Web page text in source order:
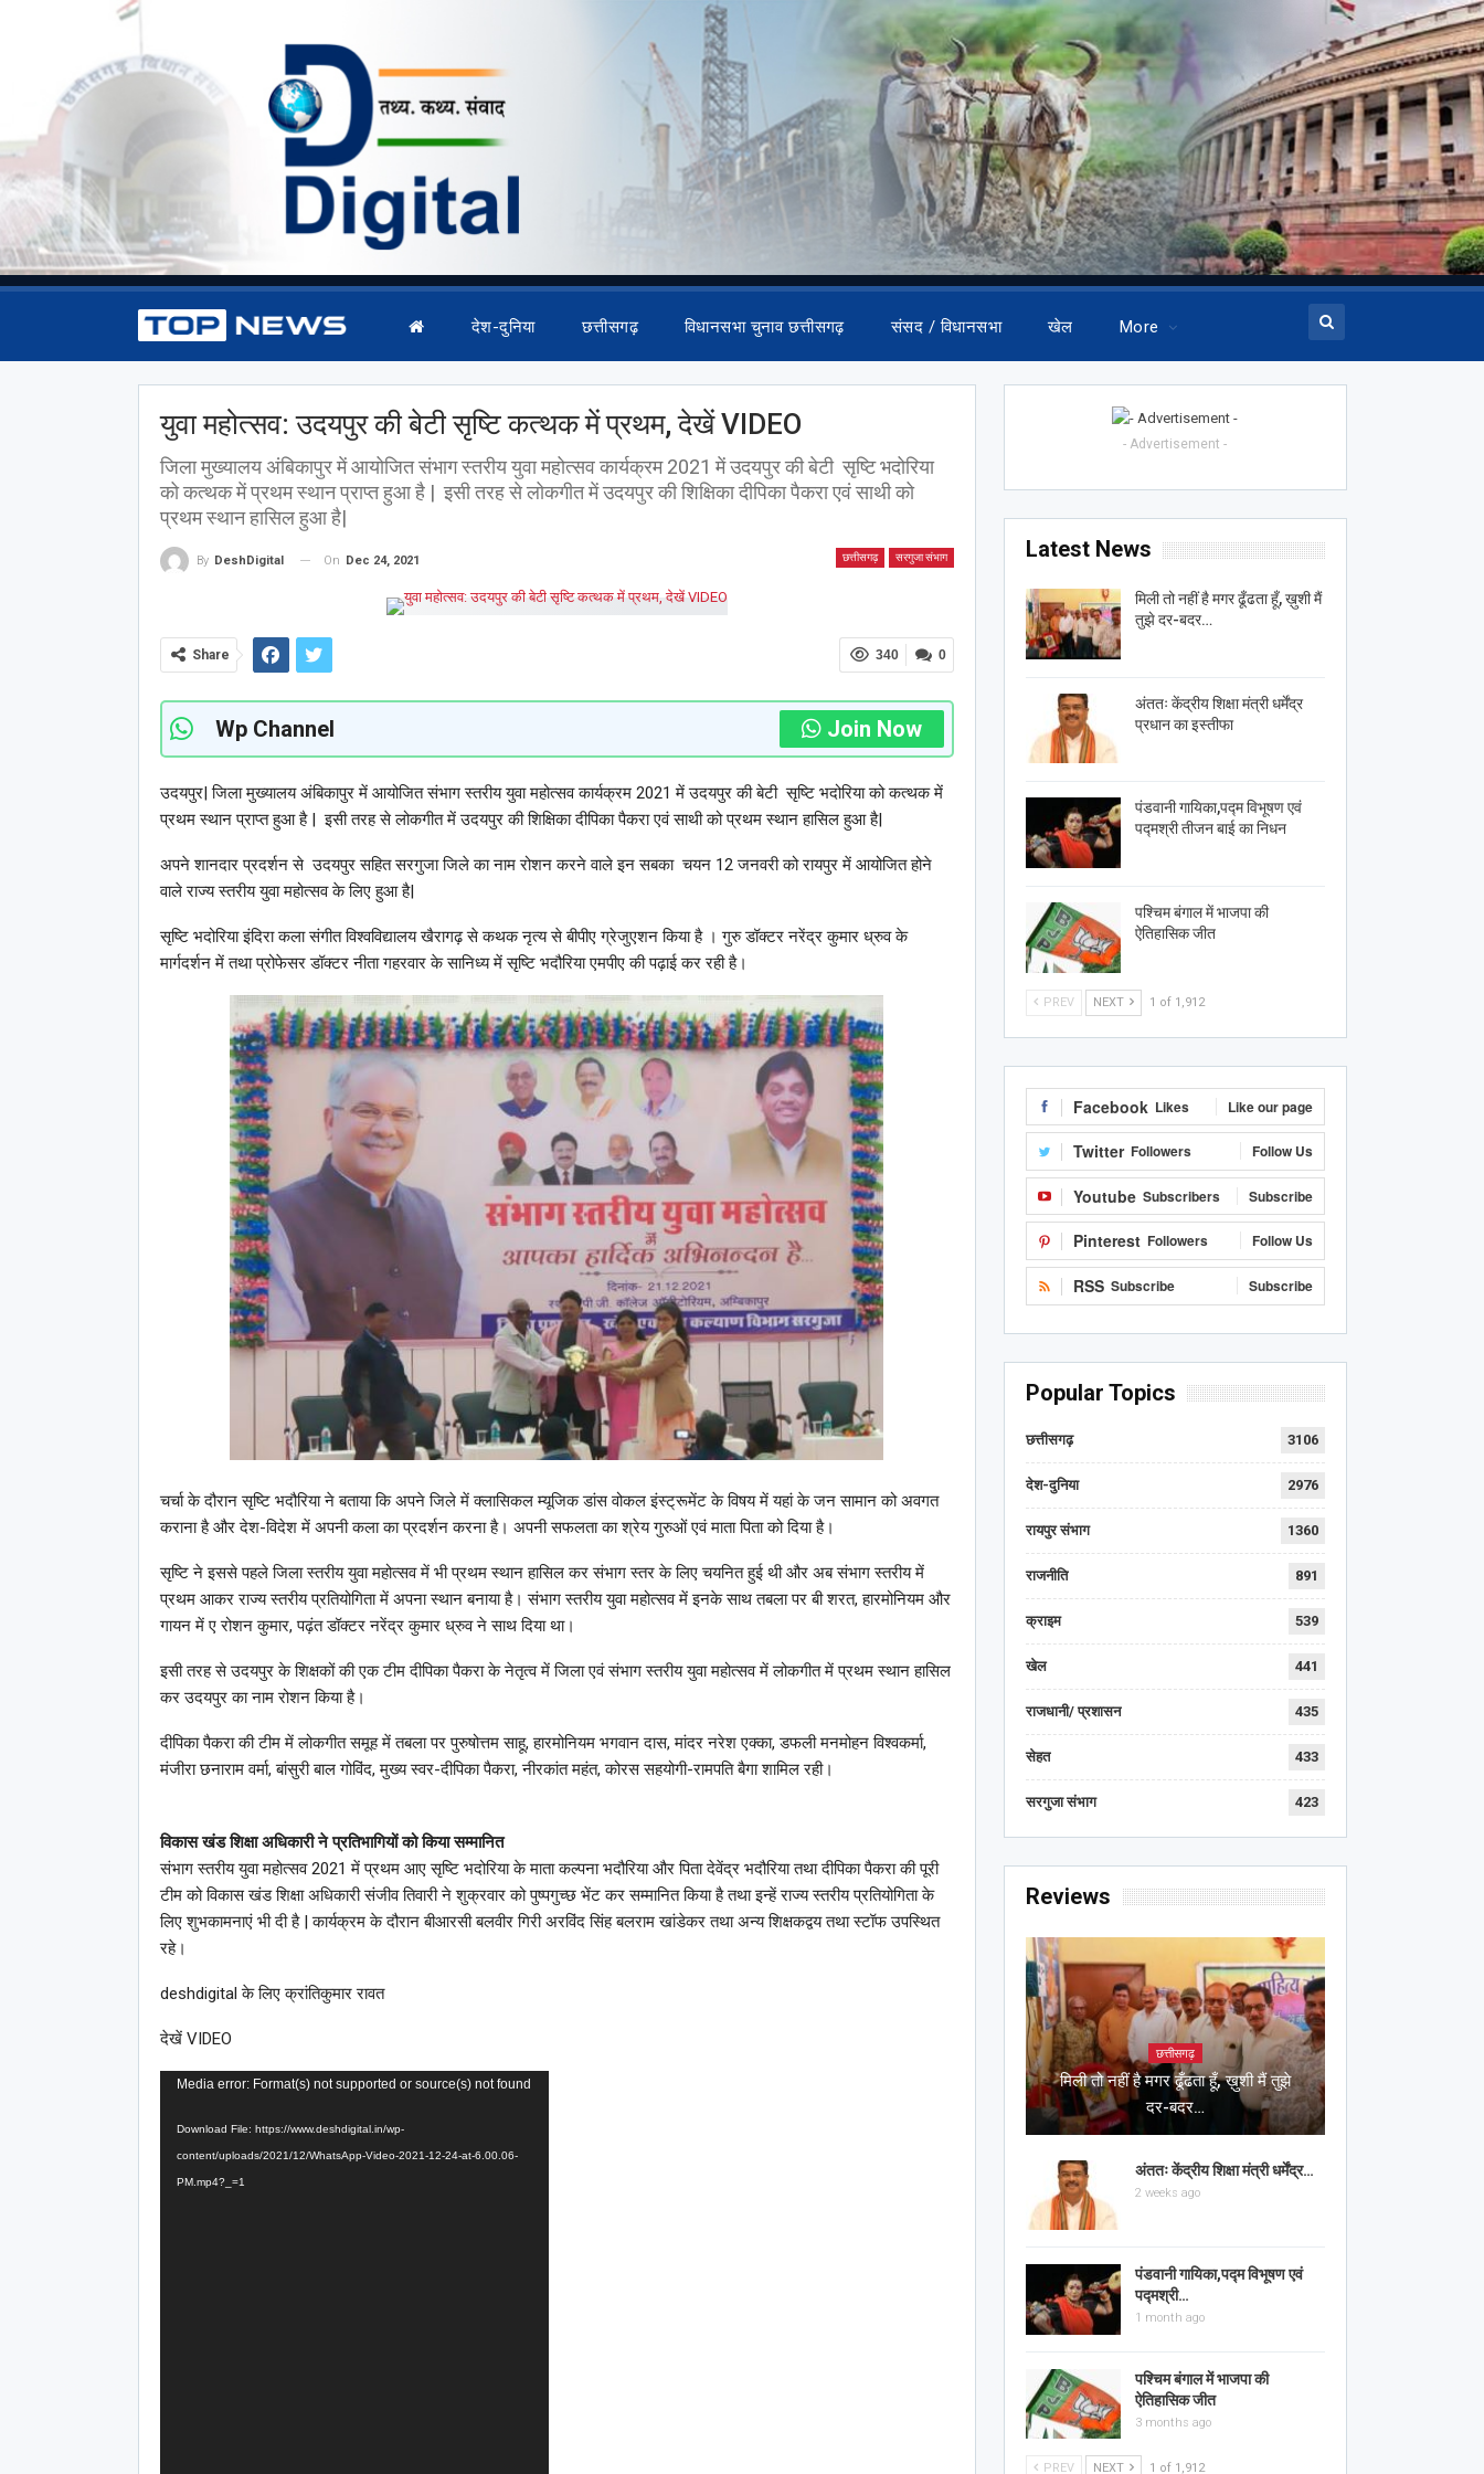
देश-दुनिया छत्तीसगढ़ विधानसभा चुनाव छत्तीसगढ़ संसद / विधानसभा खेल More
युवा महोत्सव: उदयपुर की बेटी सृष्टि कत्थक में प्रथम, देखें VIDEO
जिला मुख्यालय अंबिकापुर में आयोजित संभाग स्तरीय युवा महोत्सव कार्यक्रम 2021 में उदयपुर की बेटी सृष्टि भदोरिया
को कत्थक में प्रथम स्थान प्राप्त हुआ है | इसी तरह से लोकगीत में उदयपुर की शिक्षिका दीपिका पैकरा एवं साथी को
प्रथम स्थान हासिल हुआ है|
छत्तीसगढ़ सरगुजा संभाग
By DeshDigital On Dec 24, 2021
0
340
Share
Wp Channel Join Now
उदयपुर| जिला मुख्यालय अंबिकापुर में आयोजित संभाग स्तरीय युवा महोत्सव कार्यक्रम 2021 में उदयपुर की बेटी सृष्टि भदोरिया को कत्थक में
प्रथम स्थान प्राप्त हुआ है |इसी तरह से लोकगीत में उदयपुर की शिक्षिका दीपिका पैकरा एवं साथी को प्रथम स्थान हासिल हुआ है|
अपने शानदार प्रदर्शन से उदयपुर सहित सरगुजा जिले का नाम रोशन करने वाले इन सबका चयन 12 जनवरी को रायपुर में आयोजित होने
वाले राज्य स्तरीय युवा महोत्सव के लिए हुआ है|
सृष्टि भदोरिया इंदिरा कला संगीत विश्वविद्यालय खैरागढ़ से कथक नृत्य से बीपीए ग्रेजुएशन किया है । गुरु डॉक्टर नरेंद्र कुमार ध्रुव के
मार्गदर्शन में तथा प्रोफेसर डॉक्टर नीता गहरवार के सानिध्य में सृष्टि भदौरिया एमपीए की पढ़ाई कर रही है।
चर्चा के दौरान सृष्टि भदौरिया ने बताया कि अपने जिले में क्लासिकल म्यूजिक डांस वोकल इंस्ट्रूमेंट के विषय में यहां के जन सामान को अवगत
कराना है और देश-विदेश में अपनी कला का प्रदर्शन करना है। अपनी सफलता का श्रेय गुरुओं एवं माता पिता को दिया है।
सृष्टि ने इससे पहले जिला स्तरीय युवा महोत्सव में भी प्रथम स्थान हासिल कर संभाग स्तर के लिए चयनित हुई थी और अब संभाग स्तरीय में
प्रथम आकर राज्य स्तरीय प्रतियोगिता में अपना स्थान बनाया है। संभाग स्तरीय युवा महोत्सव में इनके साथ तबला पर बी शरत, हारमोनियम और
गायन में ए रोशन कुमार, पढ़ंत डॉक्टर नरेंद्र कुमार ध्रुव ने साथ दिया था।
इसी तरह से उदयपुर के शिक्षकों की एक टीम दीपिका पैकरा के नेतृत्व में जिला एवं संभाग स्तरीय युवा महोत्सव में लोकगीत में प्रथम स्थान हासिल
कर उदयपुर का नाम रोशन किया है।
दीपिका पैकरा की टीम में लोकगीत समूह में तबला पर पुरुषोत्तम साहू, हारमोनियम भगवान दास, मांदर नरेश एक्का, डफली मनमोहन विश्वकर्मा,
मंजीरा छनाराम वर्मा, बांसुरी बाल गोविंद, मुख्य स्वर-दीपिका पैकरा, नीरकांत महंत, कोरस सहयोगी-रामपति बैगा शामिल रही।
विकास खंड शिक्षा अधिकारी ने प्रतिभागियों को किया सम्मानित
संभाग स्तरीय युवा महोत्सव 2021 में प्रथम आए सृष्टि भदोरिया के माता कल्पना भदौरिया और पिता देवेंद्र भदौरिया तथा दीपिका पैकरा की पूरी
टीम को विकास खंड शिक्षा अधिकारी संजीव तिवारी ने शुक्रवार को पुष्पगुच्छ भेंट कर सम्मानित किया है तथा इन्हें राज्य स्तरीय प्रतियोगिता के
लिए शुभकामनाएं भी दी है | कार्यक्रम के दौरान बीआरसी बलवीर गिरी अरविंद सिंह बलराम खांडेकर तथा अन्य शिक्षकद्वय तथा स्टॉफ उपस्थित
रहे।
deshdigital के लिए क्रांतिकुमार रावत
देखें VIDEO
Video
Media error: Format(s) not supported or source(s) not found
Download File: https://www.deshdigital.in/wp-
content/uploads/2021/12/WhatsApp-Video-2021-12-24-at-6.00.06-
PM.mp4?_=1
- Advertisement -
Latest News
मिली तो नहीं है मगर ढूँढता हूँ, ख़ुशी मैं
तुझे दर-बदर…
अंततः केंद्रीय शिक्षा मंत्री धर्मेंद्र
प्रधान का इस्तीफा
पंडवानी गायिका,पद्म विभूषण एवं
पद्मश्री तीजन बाई का निधन
पश्चिम बंगाल में भाजपा की
ऐतिहासिक जीत
PREV NEXT 1 of 1,912
Facebook Likes Like our page
Twitter Followers Follow Us
Youtube Subscribers Subscribe
Pinterest Followers Follow Us
RSS Subscribe Subscribe
Popular Topics
छत्तीसगढ़ 3106
देश-दुनिया 2976
रायपुर संभाग 1360
राजनीति 891
क्राइम 539
खेल 441
राजधानी/ प्रशासन 435
सेहत 433
सरगुजा संभाग 423
Reviews
छत्तीसगढ़
मिली तो नहीं है मगर ढूँढता हूँ, ख़ुशी मैं तुझे
दर-बदर…
अंततः केंद्रीय शिक्षा मंत्री धर्मेंद्र…
2 weeks ago
पंडवानी गायिका,पद्म विभूषण एवं
पद्मश्री…
1 month ago
पश्चिम बंगाल में भाजपा की
ऐतिहासिक जीत
3 months ago
PREV NEXT 1 of 1,912